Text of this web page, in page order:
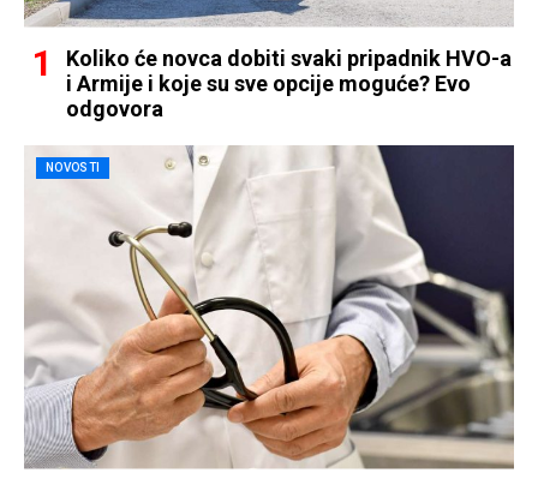
Koliko će novca dobiti svaki pripadnik HVO-a
i Armije i koje su sve opcije moguće? Evo
odgovora
NOVOSTI